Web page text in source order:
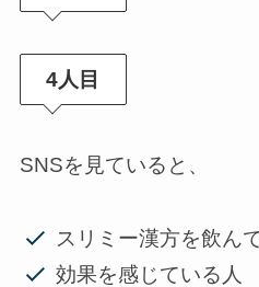
4人目
SNSを見ていると、
スリミー漢方を飲ん
効果を感じている人